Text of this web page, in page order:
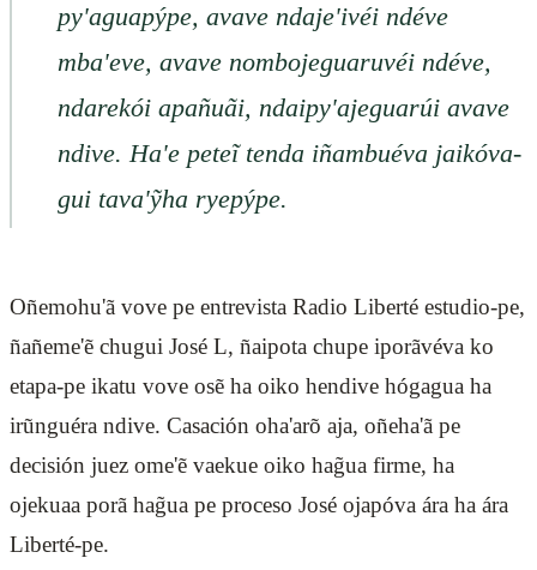
py'aguapýpe, avave ndaje'ivéi ndéve
mba'eve, avave nombojeguaruvéi ndéve,
ndarekói apañuãi, ndaipy'ajeguarúi avave
ndive. Ha'e peteĩ tenda iñambuéva jaikóva-
gui tava'ỹha ryepýpe.
Oñemohu'ã vove pe entrevista Radio Liberté estudio-pe,
ñañeme'ẽ chugui José L, ñaipota chupe iporãvéva ko
etapa-pe ikatu vove osẽ ha oiko hendive hógagua ha
irũnguéra ndive. Casación oha'arõ aja, oñeha'ã pe
decisión juez ome'ẽ vaekue oiko hag̃ua firme, ha
ojekuaa porã hag̃ua pe proceso José ojapóva ára ha ára
Liberté-pe.